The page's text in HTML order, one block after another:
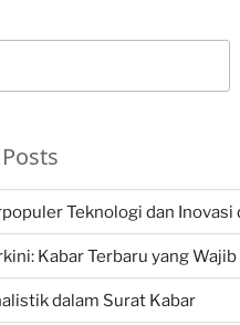
Teknologi dan Inovasi
Kabar Terbaru yang
dalam Surat Kabar